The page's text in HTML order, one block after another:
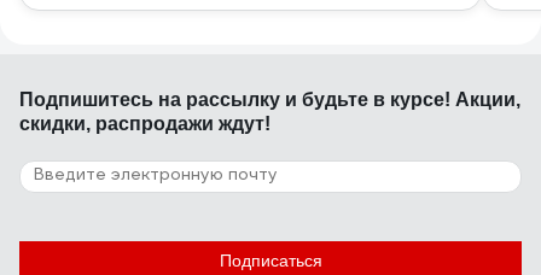
Подпишитесь на рассылку и будьте в курсе! Акции,
скидки, распродажи ждут!
Подписаться